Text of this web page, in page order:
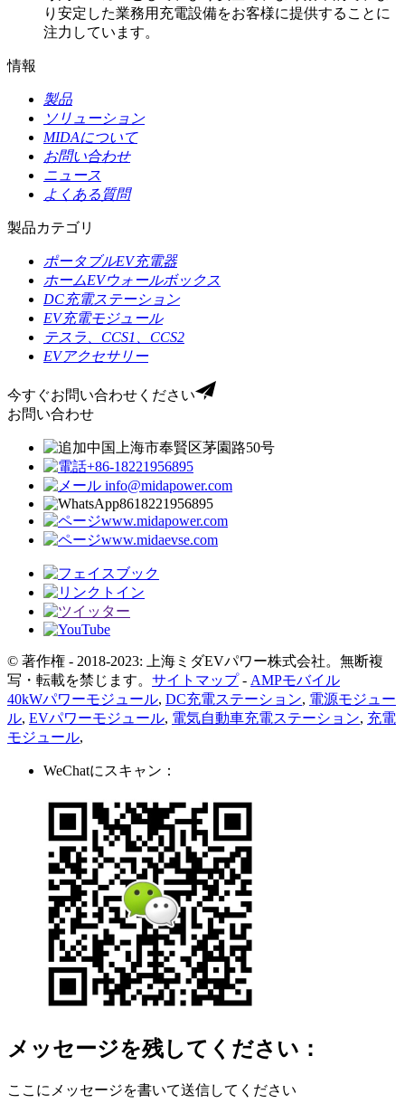
り安定した業務用充電設備をお客様に提供することに
注力しています。
情報
製品
ソリューション
MIDAについて
お問い合わせ
ニュース
よくある質問
製品カテゴリ
ポータブルEV充電器
ホームEVウォールボックス
DC充電ステーション
EV充電モジュール
テスラ、CCS1、CCS2
EVアクセサリー
今すぐお問い合わせください
お問い合わせ
中国上海市奉賢区茅園路50号
+86-18221956895
info@midapower.com
8618221956895
www.midapower.com
www.midaevse.com
© 著作権 - 2018-2023: 上海ミダEVパワー株式会社。無断複
写・転載を禁じます。 サイトマップ- AMPモバイル
40kWパワーモジュール, DC充電ステーション, 電源モジュー
ル, EVパワーモジュール, 電気自動車充電ステーション, 充電
モジュール,
WeChatにスキャン：
メッセージを残してください：
ここにメッセージを書いて送信してください